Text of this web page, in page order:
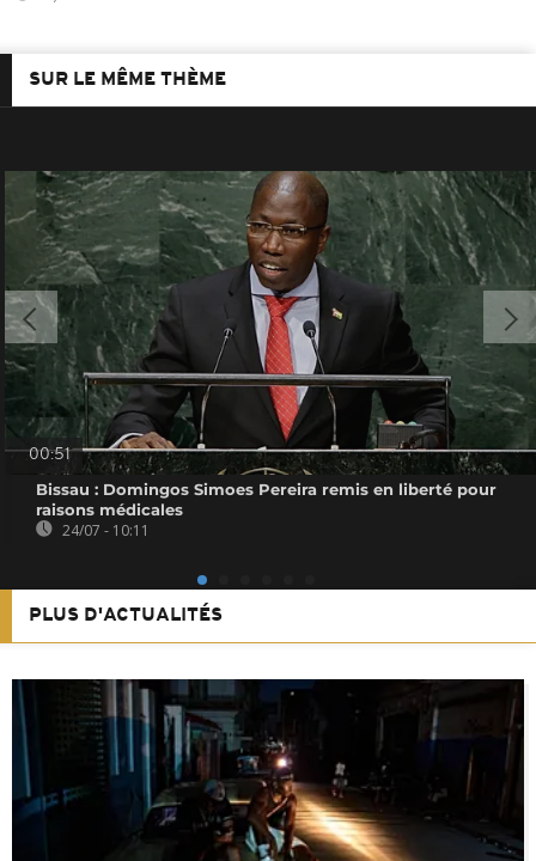
SUR LE MÊME THÈME
00:51
Bissau : Domingos Simoes Pereira remis en liberté pour
raisons médicales
24/07 - 10:11
PLUS D'ACTUALITÉS